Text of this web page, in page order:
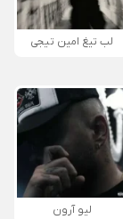
لب تیغ امین تیجی
لیو آرون